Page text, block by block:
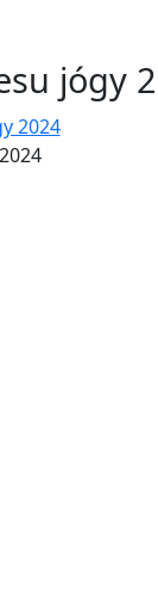
jógy